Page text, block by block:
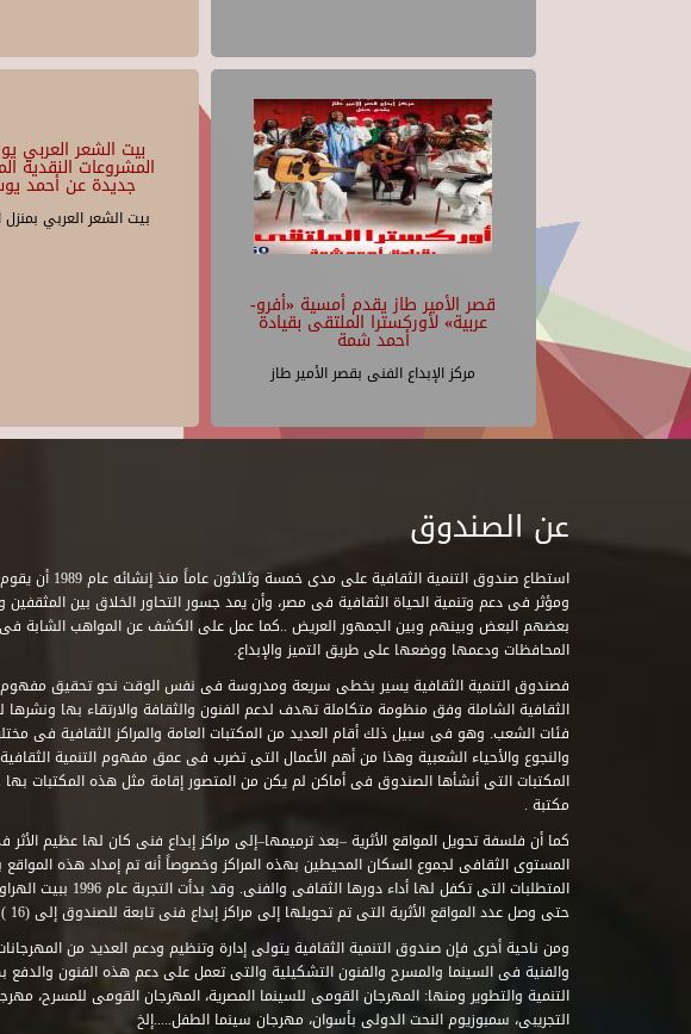
بيت الشعر العربي
المشروعات النقدية
جديدة عن أحمد
بيت الشعر العربي
قصر الأمير طاز يقدم أمسية «أفرو-
عربية» لأوركسترا الملتقى بقيادة
أحمد شمة
مركز الإبداع الفنى بقصر الأمير طاز
عن الصندوق
استطاع صندوق التنمية الثقافية على
ومؤثر فى دعم وتنمية الحياة الثقافية فى مصر، وأن يمد جسور التحاور الخلاق بين المثقفين
بعضهم البعض وبينهم وبين الجمهور العريض ..كما عمل على الكشف عن المواهب الشابة
المحافظات ودعمها ووضعها على طريق التميز والإبداع.
فصندوق التنمية الثقافية يسير بخطى سريعة ومدروسة فى نفس الوقت نحو تحقيق مفهوم
الثقافية الشاملة وفق منظومة متكاملة تهدف لدعم الفنون والثقافة والارتقاء بها
فئات الشعب. وهو فى سبيل ذلك أقام العديد من المكتبات العامة والمراكز الثقافية فى
والنجوع والأحياء الشعبية وهذا من أهم الأعمال التى تضرب فى عمق مفهوم التنمية
مكتبة .
كما أن فلسفة تحويل المواقع الأثرية –بعد ترميمها–إلى مراكز إبداع فنى كان لها عظيم الأثر
المستوى الثقافى لجموع السكان المحيطين بهذه المراكز وخصوصاً أنه تم إمداد هذه المواقع
المتطلبات التى تكفل لها أداء دورها الثقافى
حتى وصل عدد المواقع الأثرية التى تم تحويلها إلى مراكز إبداع فنى تابعة للصندوق إلى (16 ) مركزاً .. .
ومن ناحية أخرى فإن صندوق التنمية الثقافية يتولى إدارة وتنظيم ودعم العديد من
والفنية فى السينما والمسرح والفنون التشكيلية والتى تعمل على دعم هذه الفنون
التنمية والتطوير ومنها: المهرجان القومى للسينما المصرية، المهرجان القومى للمسرح،
التجريبى، سمبوزيوم النحت الدولى بأسوان، مهرجان سينما الطفل.....إلخ